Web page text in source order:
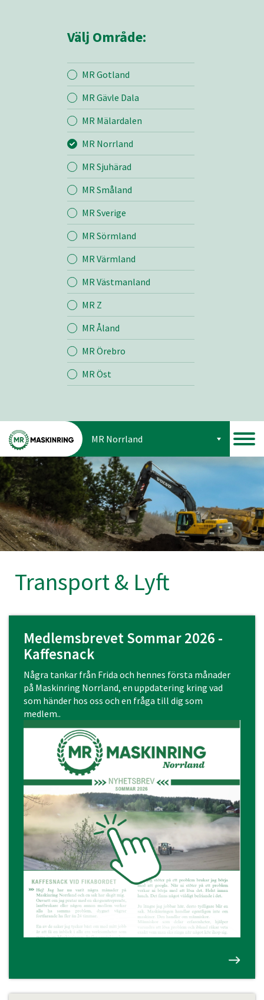
Mina sidor
MR Norrland
Entreprenad
Bemanning
Välj Område:
MR Gotland
MR Gävle Dala
MR Mälardalen
MR Norrland
MR Sjuhärad
MR Småland
MR Sverige
MR Sörmland
MR Värmland
MR Västmanland
MR Z
MR Åland
MR Örebro
MR Öst
MR Norrland
Transport & Lyft
Medlemsbrevet Sommar 2026 -
Kaffesnack
Några tankar från Frida och hennes första månader
på Maskinring Norrland, en uppdatering kring vad
som händer hos oss och en fråga till dig som
medlem..